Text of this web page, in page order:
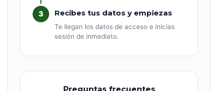
3 Recibes tus datos y empiezas
Te llegan los datos de acceso e inicias
sesión de inmediato.